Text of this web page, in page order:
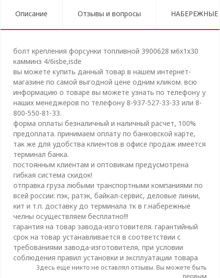
Описание Отзывы и вопросы НАБЕРЕЖНЫЕ
болт крепления форсунки топливной 3900628 м6х1х30
камминз 4/6isbe,isde
вы можете купить данный товар в нашем интернет-
магазине по самой выгодной цене одним кликом. всю
информацию о товаре вы можете узнать по телефону у
наших менеджеров по телефону 8-937-527-33-33 или 8-
800-550-81-33.
форма оплаты безналичный и наличный расчет, 100%
предоплата. принимаем оплату по банковской карте,
так же для удобства клиентов в офисе продаж имеется
терминал банка.
постоянным клиентам и оптовикам предусмотрена
гибкая система скидок!
отправка груза любыми транспортными компаниями по
всей россии: пэк, ратэк, байкал-сервис, деловые линии,
кит и т.п. доставку до терминала тк в г.набережные
челны осуществляем бесплатно!!!
гарантия на товар завода-изготовителя. гарантийный
срок на товар устанавливается в соответствии с
требованиями завода-изготовителя, при условии
соблюдения правил установки и эксплуатации товара
Здесь еще никто не оставлял отзывы. Вы можете быть
первым